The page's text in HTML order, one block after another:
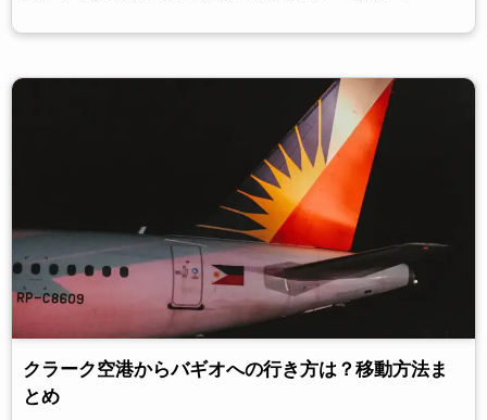
クラーク空港からバギオへの行き方は？移動方法ま
とめ